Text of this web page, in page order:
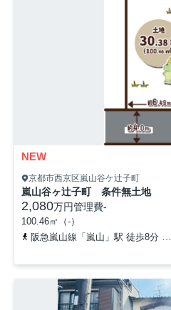
NEW
京都市西京区嵐山谷ケ辻子町
嵐山谷ヶ辻子町 条件無土地
2,080万円管理費-
100.46㎡（-）
阪急嵐山線「嵐山」駅 徒歩8分